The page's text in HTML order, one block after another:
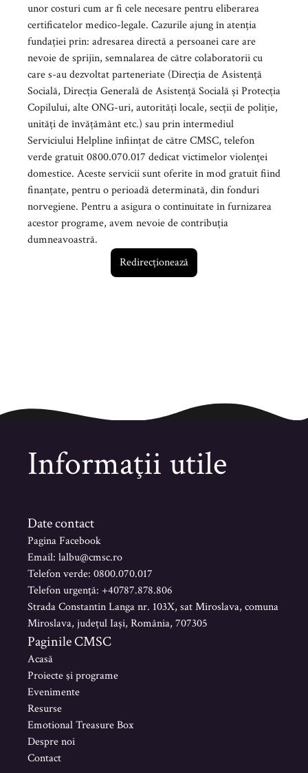
unor costuri cum ar fi cele necesare pentru eliberarea
certificatelor medico-legale. Cazurile ajung în atenția
fundației prin: adresarea directă a persoanei care are
nevoie de sprijin, semnalarea de către colaboratorii cu
care s-au dezvoltat parteneriate (Direcția de Asistență
Socială, Direcția Generală de Asistență Socială și Protecția
Copilului, alte ONG-uri, autorități locale, secții de poliție,
unități de învățământ etc.) sau prin intermediul
Serviciului Helpline înființat de către CMSC, telefon
verde gratuit 0800.070.017 dedicat victimelor violenței
domestice. Aceste servicii sunt oferite în mod gratuit fiind
finanțate, pentru o perioadă determinată, din fonduri
norvegiene. Pentru a asigura o continuitate în furnizarea
acestor programe, avem nevoie de contribuția
dumneavoastră.
Redirecționează
Informaţii utile
Date contact
Pagina Facebook
Email: lalbu@cmsc.ro
Telefon verde: 0800.070.017
Telefon urgență: +40787.878.806
Strada Constantin Langa nr. 103X, sat Miroslava, comuna
Miroslava, județul Iași, România, 707305
Paginile CMSC
Acasă
Proiecte şi programe
Evenimente
Resurse
Emotional Treasure Box
Despre noi
Contact